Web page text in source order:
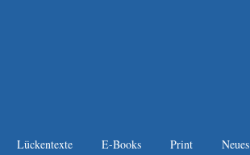
Lückentexte E-Books Print Neues